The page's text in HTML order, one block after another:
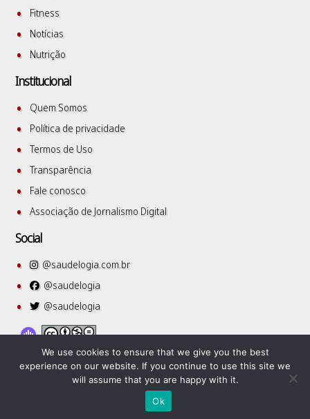
Fitness
Notícias
Nutrição
Institucional
Quem Somos
Política de privacidade
Termos de Uso
Transparência
Fale conosco
Associação de Jornalismo Digital
Social
@saudelogia.com.br
@saudelogia
@saudelogia
| WordPress Theme by
We use cookies to ensure that we give you the best
experience on our website. If you continue to use this site we
will assume that you are happy with it.
Ok